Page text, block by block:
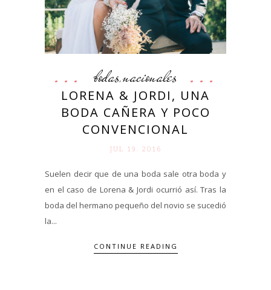
bodas,nacionales
LORENA & JORDI, UNA
BODA CAÑERA Y POCO
CONVENCIONAL
JUL 19. 2016
Suelen decir que de una boda sale otra boda y
en el caso de Lorena & Jordi ocurrió así. Tras la
boda del hermano pequeño del novio se sucedió
la...
CONTINUE READING